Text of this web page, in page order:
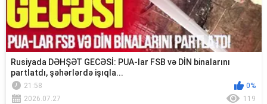
Rusiyada DƏHŞƏT GECƏSİ: PUA-lar FSB və DİN binalarını
partlatdı, şəhərlərdə işıqla...
21:58
0%
2026.07.27
119